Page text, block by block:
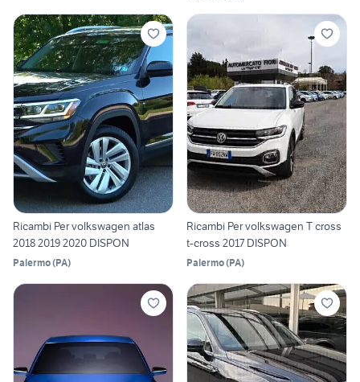
Ricambi Per volkswagen atlas
2018 2019 2020 DISPON
Palermo(PA)
Ricambi Per volkswagen T cross
t-cross 2017 DISPON
Palermo(PA)